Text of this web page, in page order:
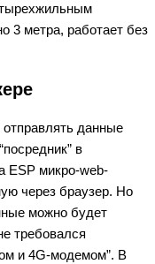
3 метра, работает без
данные
в
ESP микро-web-
через браузер. Но
можно будет
требовался
и 4G-модемом”. В